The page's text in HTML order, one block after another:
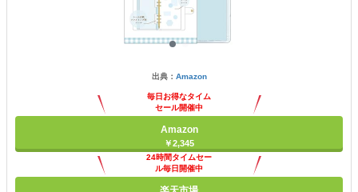
出典： Amazon
毎日お得なタイム
セール開催中
Amazon
￥2,345
24時間タイムセー
ル毎日開催中